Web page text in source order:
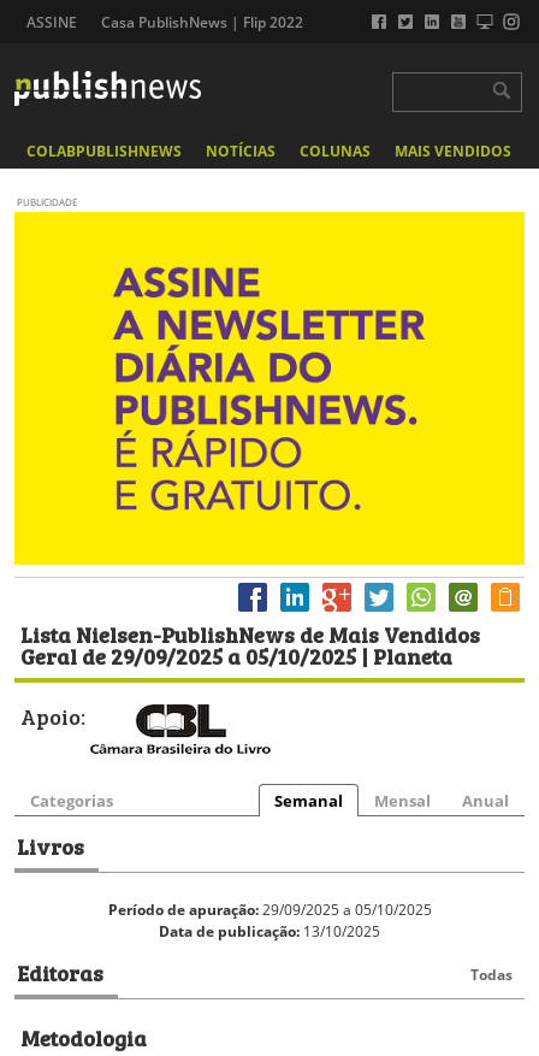
ASSINE Casa PublishNews | Flip 2022
COLABPUBLISHNEWS NOTÍCIAS COLUNAS MAIS VENDIDOS
PUBLICIDADE
Lista Nielsen-PublishNews de Mais Vendidos
Geral de 29/09/2025 a 05/10/2025 | Planeta
Apoio:
Categorias Semanal Mensal Anual
Livros
Período de apuração:29/09/2025 a 05/10/2025
Data de publicação: 13/10/2025
Editoras Todas
Metodologia